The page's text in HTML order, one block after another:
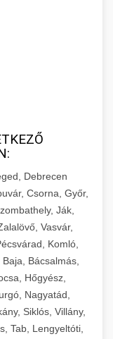
Debrecen
Csorna, Győr,
Ják,
Vasvár,
Komló,
Bácsalmás,
Hőgyész,
Nagyatád,
Siklós, Villány,
Tab, Lengyeltóti,